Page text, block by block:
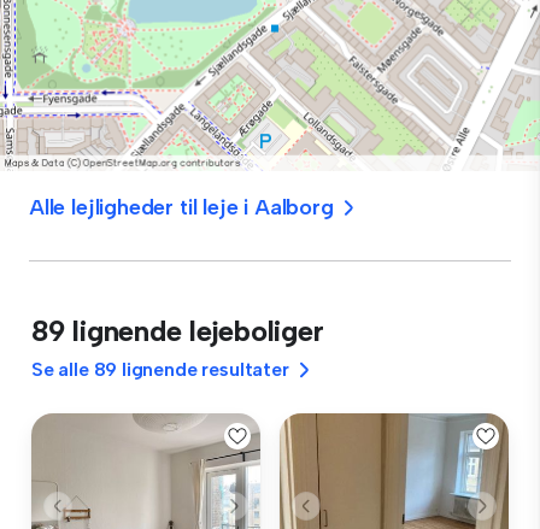
Alle lejligheder til leje i Aalborg
89 lignende lejeboliger
Se alle 89 lignende resultater